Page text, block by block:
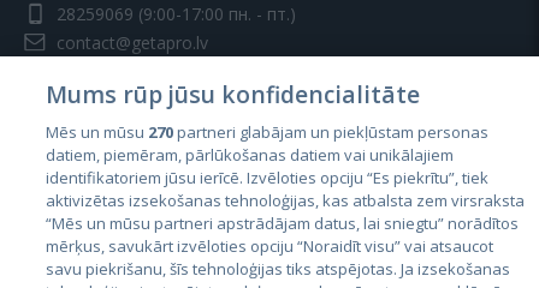
28259069 (9:00-17:00 пн. - пт.)
contact@getapro.lv
Страны
Эстония
Латвия
Mums rūp jūsu konfidencialitāte
Mēs un mūsu 270partneri glabājam un piekļūstam personas
datiem, piemēram, pārlūkošanas datiem vai unikālajiem
identifikatoriem jūsu ierīcē. Izvēloties opciju “Es piekrītu”, tiek
aktivizētas izsekošanas tehnoloģijas, kas atbalsta zem virsraksta
“Mēs un mūsu partneri apstrādājam datus, lai sniegtu” norādītos
mērķus, savukārt izvēloties opciju “Noraidīt visu” vai atsaucot
savu piekrišanu, šīs tehnoloģijas tiks atspējotas. Ja izsekošanas